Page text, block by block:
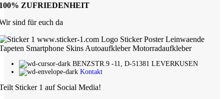
ZUFRIEDENHEIT
sind für euch da
BENZSTR.9 -11, D-51381 LEVERKUSEN
Kontakt
Sticker 1 auf Social Media!